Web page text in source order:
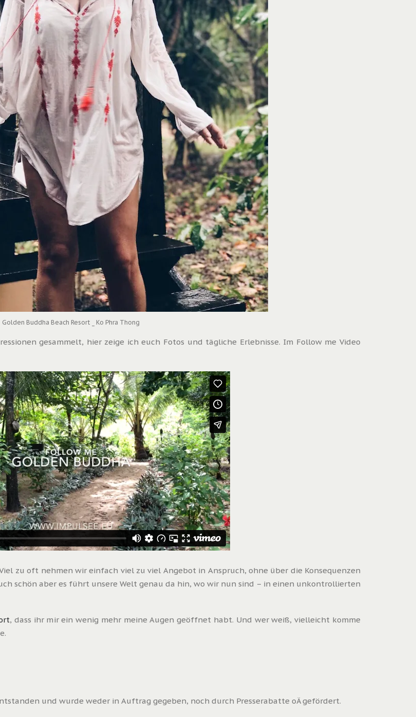
Golden Buddha Beach Resort _ Ko Phra Thong
gesammelt, hier zeige ich euch Fotos und tägliche Erlebnisse. Im Follow me Video
zu oft nehmen wir einfach viel zu viel Angebot in Anspruch, ohne über die Konsequenzen
schön aber es führt unsere Welt genau da hin, wo wir nun sind – in einen unkontrollierten
, dass ihr mir ein wenig mehr meine Augen geöffnet habt. Und wer weiß, vielleicht komme
und wurde weder in Auftrag gegeben, noch durch Presserabatte oÄ gefördert.